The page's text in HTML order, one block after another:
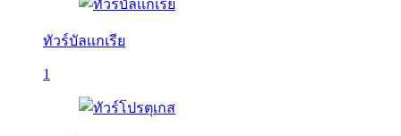
ทัวร์บัลเเกเรีย
1